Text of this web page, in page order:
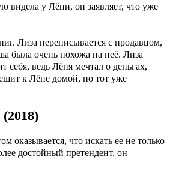
видела у Лёни, он заявляет, что уже
Лиза переписывается с продавцом,
была очень похожа на неё. Лиза
ведь Лёня мечтал о деньгах,
к Лёне домой, но тот уже
оказывается, что искать ее не только
достойный претендент, он